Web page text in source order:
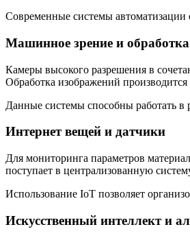
Современные системы автоматизации
Машинное зрение и
Камеры высокого разрешения в
Обработка изображений
Данные системы способны работать в
Интернет вещей и датчики
Для мониторинга параметров
поступает в централизованную
Использование IoT позволяет
Искусственный интеллект и